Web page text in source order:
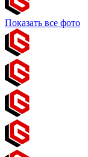
Показать все фото